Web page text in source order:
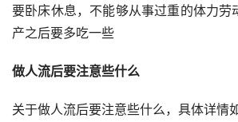
要卧床休息，不能够从事过重的体力劳
产之后要多吃一些
做人流后要注意些什么
关于做人流后要注意些什么，具体详情如